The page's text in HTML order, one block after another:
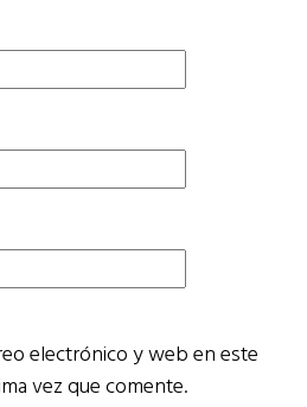
electrónico y web en este
vez que comente.